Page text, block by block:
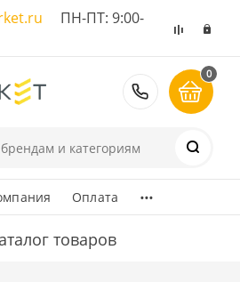
ПН-ПТ: 9:00-
8 (495)
0
Оплата ...
товаров